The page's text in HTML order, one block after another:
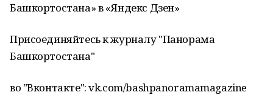
Башкортостана» в «Яндекс Дзен»
Присоединяйтесь к журналу "Панорама
Башкортостана"
во "Вконтакте": vk.com/bashpanoramamagazine